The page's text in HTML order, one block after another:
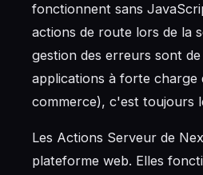
fonctionnent sans
actions de route lors de la
gestion des erreurs sont
applications à forte charge
commerce), c'est toujours
Les Actions Serveur de
plateforme web. Elles